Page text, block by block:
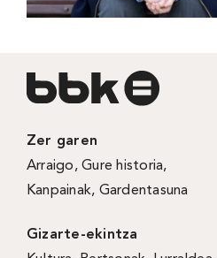
Zer garen
Arraigo,Gure historia,
Kanpainak, Gardentasuna
Gizarte-ekintza